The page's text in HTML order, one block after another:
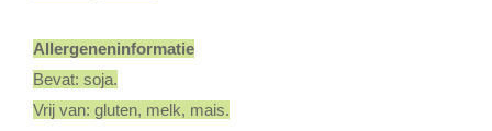
Allergeneninformatie
Bevat: soja.
Vrij van: gluten, melk, mais.